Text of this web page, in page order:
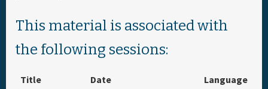
资料和媒体文件
旅行与签证
This material is associated with
the following sessions:
Title Date
Language